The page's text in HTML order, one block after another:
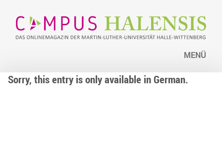
MENÜ
Sorry, this entry is only available in German.